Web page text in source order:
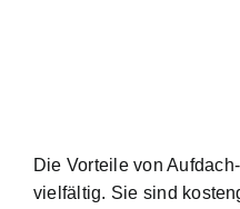
Die Vorteile von
vielfältig. Sie sind